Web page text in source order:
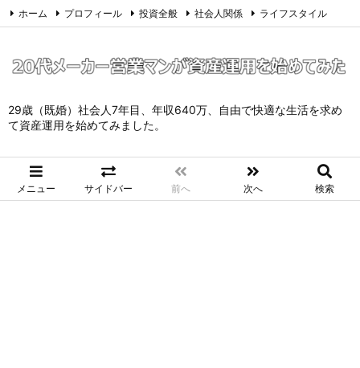
29歳（既婚）社会人7年目、年収640万、自由で快適な生活を求め
て資産運用を始めてみました。
メニュー サイドバー 前へ 次へ 検索
ホーム プロフィール 投資全般 社会人関係 ライフスタイル
Feedly